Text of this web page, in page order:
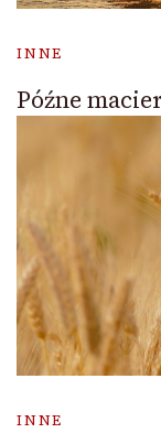
INNE
Późne
INNE